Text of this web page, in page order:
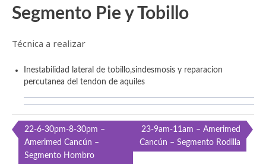
Segmento Pie y Tobillo
Técnica a realizar
Inestabilidad lateral de tobillo,sindesmosis y reparacion
percutanea del tendon de aquiles
Navegación
de
22-6-30pm-8-30pm –
Amerimed Cancún –
Segmento Hombro
23-9am-11am – Amerimed
Cancún – Segmento Rodilla